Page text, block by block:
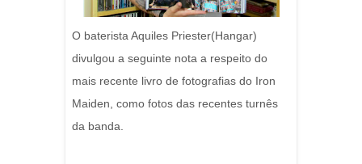
O baterista Aquiles Priester(Hangar)
divulgou a seguinte nota a respeito do
mais recente livro de fotografias do Iron
Maiden, como fotos das recentes turnês
da banda.